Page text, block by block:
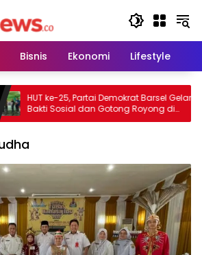
Bisnis Ekonomi Lifestyle
HUT ke-25, Partai Demokrat Barsel Gelar
Bakti Sosial dan Gotong Royong di
Langgar Nurul Ashfiya